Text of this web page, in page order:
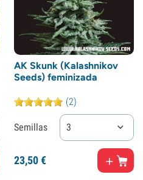
AK Skunk (Kalashnikov
Seeds) feminizada
(2)
Semillas 3
23,50€